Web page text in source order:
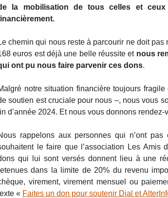
la mobilisation de tous celles et
chemin qui nous reste à parcourir ne doit
euros est déjà une belle réussite et nous
ont pu nous faire parvenir ces dons.
notre situation financière toujours
soutien est cruciale pour nous –, nous vous
d’année 2024. Et nous vous donnons
rappelons aux personnes qui n’ont
le faire que l’association Les Amis
qui lui sont versés donnent lieu à une
dans la limite de 20% du revenu
virement, virement mensuel ou
« Faites un don pour soutenir Dial et